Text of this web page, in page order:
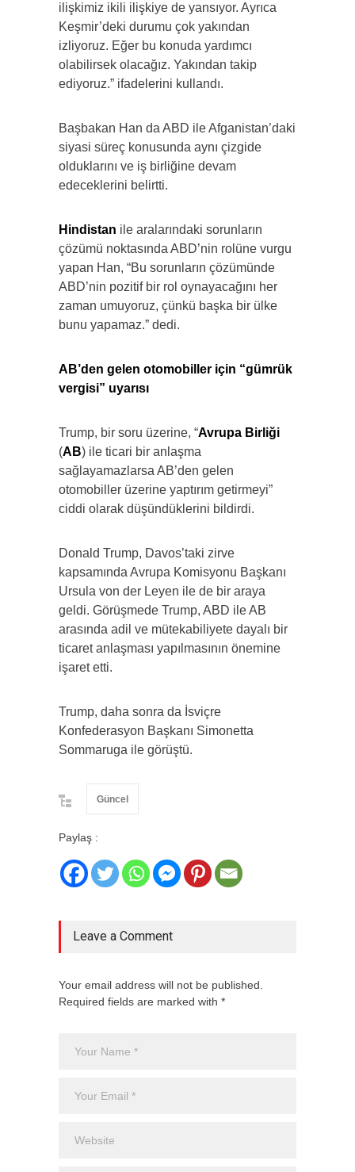
ilişkimiz ikili ilişkiye de yansıyor. Ayrıca
Keşmir’deki durumu çok yakından
izliyoruz. Eğer bu konuda yardımcı
olabilirsek olacağız. Yakından takip
ediyoruz.” ifadelerini kullandı.
Başbakan Han da ABD ile Afganistan’daki
siyasi süreç konusunda aynı çizgide
olduklarını ve iş birliğine devam
edeceklerini belirtti.
Hindistan ile aralarındaki sorunların
çözümü noktasında ABD’nin rolüne vurgu
yapan Han, “Bu sorunların çözümünde
ABD’nin pozitif bir rol oynayacağını her
zaman umuyoruz, çünkü başka bir ülke
bunu yapamaz.” dedi.
AB’den gelen otomobiller için “gümrük
vergisi” uyarısı
Trump, bir soru üzerine, “Avrupa Birliği
(AB) ile ticari bir anlaşma
sağlayamazlarsa AB’den gelen
otomobiller üzerine yaptırım getirmeyi”
ciddi olarak düşündüklerini bildirdi.
Donald Trump, Davos’taki zirve
kapsamında Avrupa Komisyonu Başkanı
Ursula von der Leyen ile de bir araya
geldi. Görüşmede Trump, ABD ile AB
arasında adil ve mütekabiliyete dayalı bir
ticaret anlaşması yapılmasının önemine
işaret etti.
Trump, daha sonra da İsviçre
Konfederasyon Başkanı Simonetta
Sommaruga ile görüştü.
Güncel
Paylaş :
Leave a Comment
Your email address will not be published.
Required fields are marked with *